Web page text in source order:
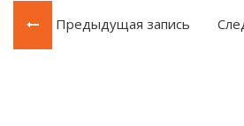
Предыдущая запись